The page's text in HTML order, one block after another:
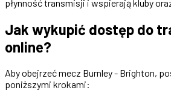
płynność transmisji i wspierają kluby
Jak wykupić dostęp do
online?
Aby obejrzeć mecz Burnley - Brighton,
poniższymi krokami: